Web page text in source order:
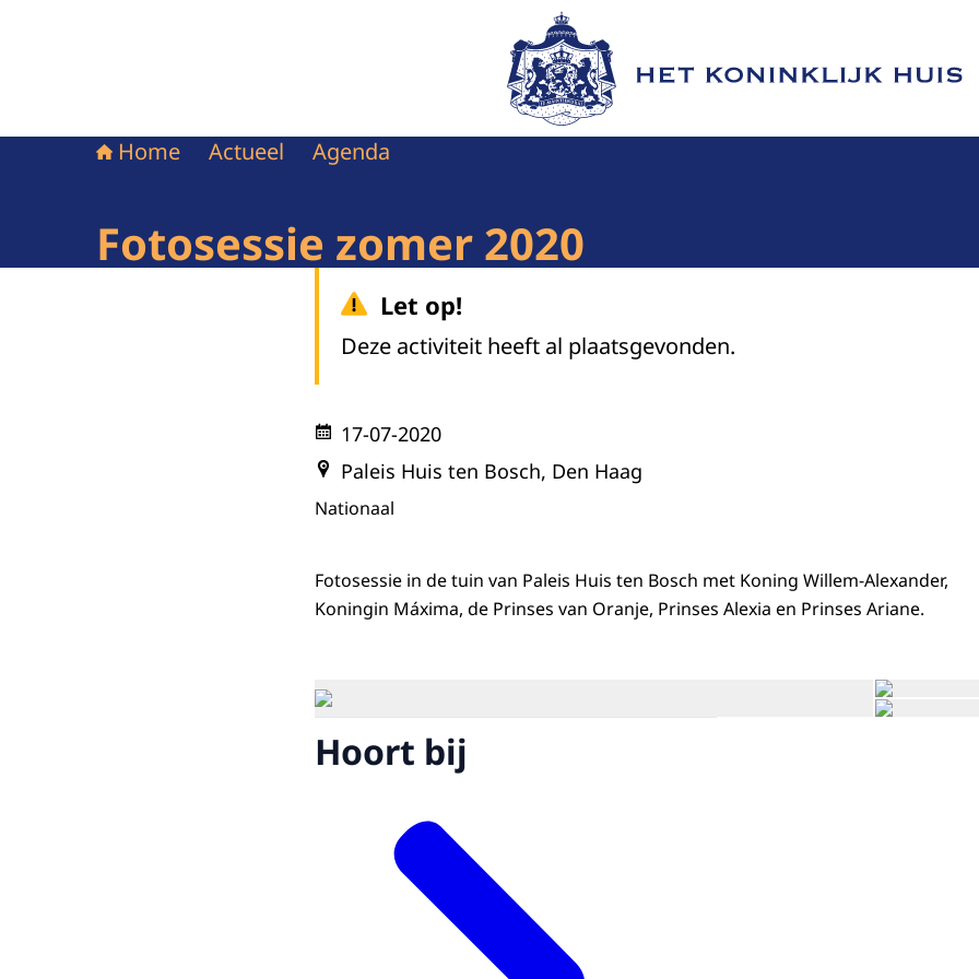
Naar de homepage van Het Koninklijk Huis
Home Actueel Agenda
Fotosessie zomer 2020
Let op!
Deze activiteit heeft al plaatsgevonden.
17-07-2020
Paleis Huis ten Bosch, Den Haag
Nationaal
Fotosessie in de tuin van Paleis Huis ten Bosch met Koning Willem-Alexander,
Koningin Máxima, de Prinses van Oranje, Prinses Alexia en Prinses Ariane.
Open de galerij
Hoort bij